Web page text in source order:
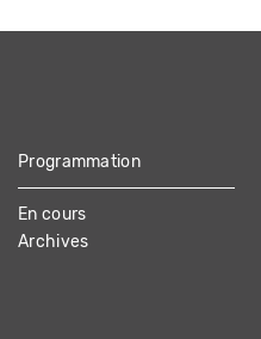
Programmation
En cours
Archives